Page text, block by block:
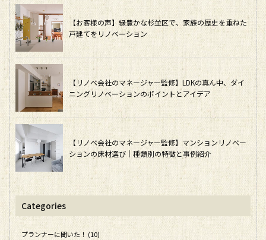
【お客様の声】緑豊かな杉並区で、家族の歴史を重ねた
戸建てをリノベーション
【リノベ会社のマネージャー監修】LDKの真ん中、ダイ
ニングリノベーションのポイントとアイデア
【リノベ会社のマネージャー監修】マンションリノベー
ションの床材選び｜種類別の特徴と事例紹介
Categories
プランナーに聞いた！ (10)